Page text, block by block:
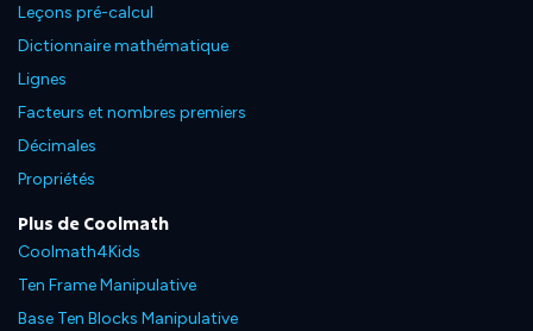
Leçons pré-calcul
Dictionnaire mathématique
Lignes
Facteurs et nombres premiers
Décimales
Propriétés
Plus de Coolmath
Coolmath4Kids
Ten Frame Manipulative
Base Ten Blocks Manipulative